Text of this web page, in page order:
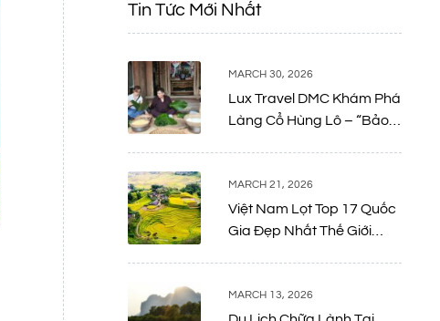
Tin Tức Mới Nhất
MARCH 30, 2026
Lux Travel DMC Khám Phá
Làng Cổ Hùng Lô – “Bảo
MARCH 21, 2026
Việt Nam Lọt Top 17 Quốc
Gia Đẹp Nhất Thế Giới
Và Di Sản
MARCH 13, 2026